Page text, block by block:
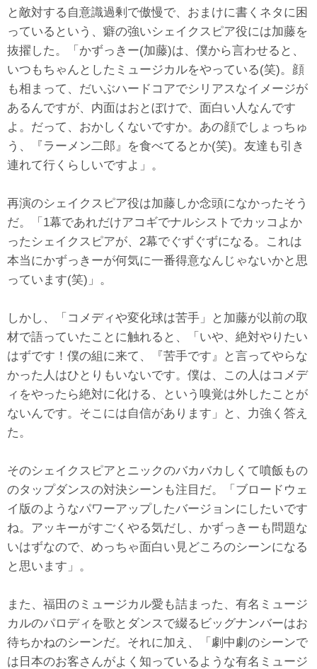
と敵対する自意識過剰で傲慢で、おまけに書くネタに困
っているという、癖の強いシェイクスピア役には加藤を
抜擢した。「かずっきー(加藤)は、僕から言わせると、
いつもちゃんとしたミュージカルをやっている(笑)。顔
も相まって、だいぶハードコアでシリアスなイメージが
あるんですが、内面はおとぼけで、面白い人なんです
よ。だって、おかしくないですか。あの顔でしょっちゅ
う、『ラーメン二郎』を食べてるとか(笑)。友達も引き
連れて行くらしいですよ」。
再演のシェイクスピア役は加藤しか念頭になかったそう
だ。「1幕であれだけアコギでナルシストでカッコよか
ったシェイクスピアが、2幕でぐずぐずになる。これは
本当にかずっきーが何気に一番得意なんじゃないかと思
っています(笑)」。
しかし、「コメディや変化球は苦手」と加藤が以前の取
材で語っていたことに触れると、「いや、絶対やりたい
はずです！僕の組に来て、『苦手です』と言ってやらな
かった人はひとりもいないです。僕は、この人はコメデ
ィをやったら絶対に化ける、という嗅覚は外したことが
ないんです。そこには自信があります」と、力強く答え
た。
そのシェイクスピアとニックのバカバカしくて噴飯もの
のタップダンスの対決シーンも注目だ。「ブロードウェ
イ版のようなパワーアップしたバージョンにしたいです
ね。アッキーがすごくやる気だし、かずっきーも問題な
いはずなので、めっちゃ面白い見どころのシーンになる
と思います」。
また、福田のミュージカル愛も詰まった、有名ミュージ
カルのパロディを歌とダンスで綴るビッグナンバーはお
待ちかねのシーンだ。それに加え、「劇中劇のシーンで
は日本のお客さんがよく知っているような有名ミュージ